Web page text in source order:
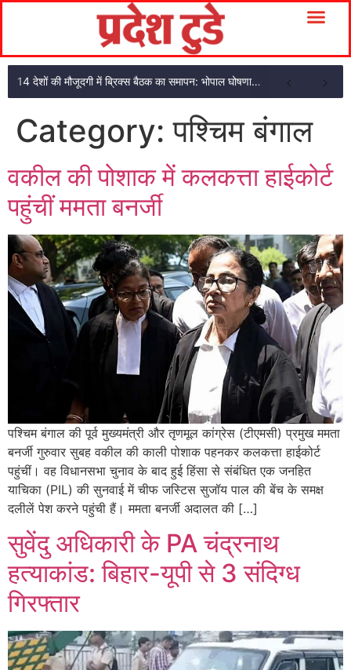
14 देशों की मौजूदगी में ब्रिक्स बैठक का समापन: भोपाल घोषणा पत्र अपनाया
Category:पश्चिम बंगाल
वकील की पोशाक में कलकत्ता हाईकोर्ट
पहुंचीं ममता बनर्जी
पश्चिम बंगाल की पूर्व मुख्यमंत्री और तृणमूल कांग्रेस (टीएमसी) प्रमुख ममता
बनर्जी गुरुवार सुबह वकील की काली पोशाक पहनकर कलकत्ता हाईकोर्ट
पहुंचीं। वह विधानसभा चुनाव के बाद हुई हिंसा से संबंधित एक जनहित
याचिका (PIL) की सुनवाई में चीफ जस्टिस सुजॉय पाल की बेंच के समक्ष
दलीलें पेश करने पहुंची हैं। ममता बनर्जी अदालत की […]
सुवेंदु अधिकारी के PA चंद्रनाथ
हत्याकांड: बिहार-यूपी से 3 संदिग्ध
गिरफ्तार